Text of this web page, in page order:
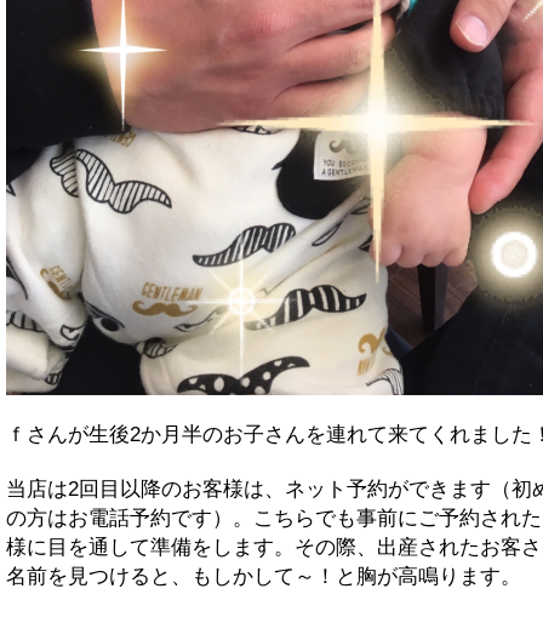
ｆさんが生後2か月半のお子さんを連れて来てくれました
当店は2回目以降のお客様は、ネット予約ができます（初
の方はお電話予約です）。こちらでも事前にご予約され
様に目を通して準備をします。その際、出産されたお客
名前を見つけると、もしかして～！と胸が高鳴ります。